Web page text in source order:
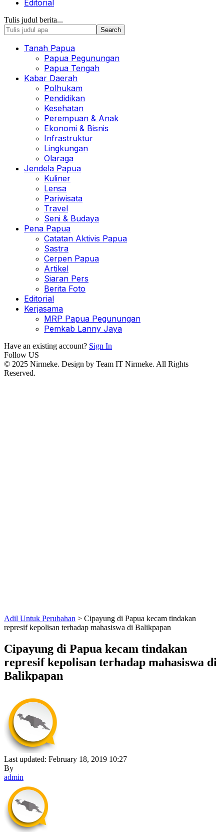
Editorial
Tulis judul berita...
Tanah Papua
Papua Pegunungan
Papua Tengah
Kabar Daerah
Polhukam
Pendidikan
Kesehatan
Perempuan & Anak
Ekonomi & Bisnis
Infrastruktur
Lingkungan
Olaraga
Jendela Papua
Kuliner
Lensa
Pariwisata
Travel
Seni & Budaya
Pena Papua
Catatan Aktivis Papua
Sastra
Cerpen Papua
Artikel
Siaran Pers
Berita Foto
Editorial
Kerjasama
MRP Papua Pegunungan
Pemkab Lanny Jaya
Have an existing account? Sign In
Follow US
© 2025 Nirmeke. Design by Team IT Nirmeke. All Rights
Reserved.
Adil Untuk Perubahan > Cipayung di Papua kecam tindakan
represif kepolisan terhadap mahasiswa di Balikpapan
Cipayung di Papua kecam tindakan
represif kepolisan terhadap mahasiswa di
Balikpapan
Last updated: February 18, 2019 10:27
By
admin